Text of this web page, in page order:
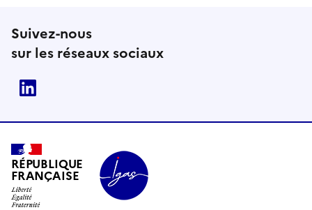
Suivez-nous
sur les réseaux sociaux
RÉPUBLIQUE
FRANÇAISE